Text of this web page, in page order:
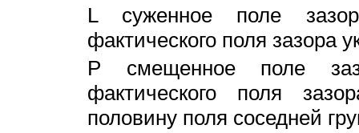
L суженное поле
фактического поля зазора
P смещенное поле
фактического поля
половину поля соседней